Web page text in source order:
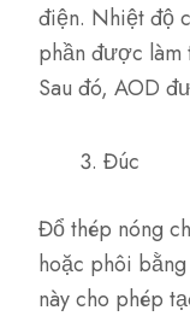
điện. Nhiệt độ
phần được làm
Sau đó, AOD
Đúc
Đổ thép nóng
hoặc phôi
này cho phép